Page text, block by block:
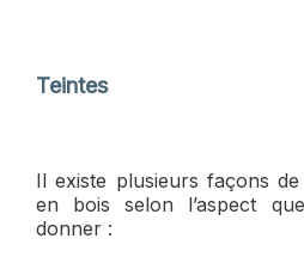
Teintes
Il existe plusieurs façons
en bois selon l’aspect
donner :